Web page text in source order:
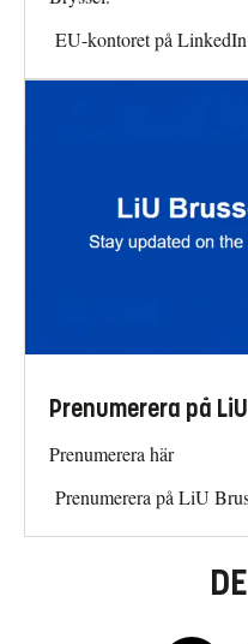
EU-kontoret på LinkedIn
Prenumerera på
Prenumerera här
Prenumerera på LiU